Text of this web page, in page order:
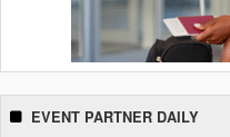
EVENT PARTNER DAILY